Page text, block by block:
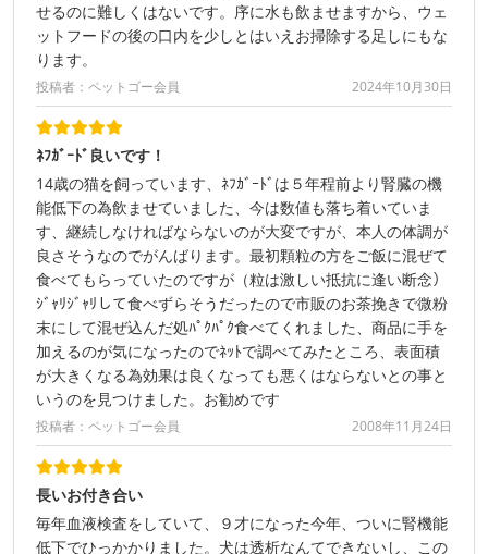
せるのに難しくはないです。序に水も飲ませますから、ウェ
ットフードの後の口内を少しとはいえお掃除する足しにもな
ります。
投稿者：ペットゴー会員 2024年10月30日
ﾈﾌｶﾞｰﾄﾞ良いです！
14歳の猫を飼っています、ﾈﾌｶﾞｰﾄﾞは５年程前より腎臓の機
能低下の為飲ませていました、今は数値も落ち着いていま
す、継続しなければならないのが大変ですが、本人の体調が
良さそうなのでがんばります。最初顆粒の方をご飯に混ぜて
食べてもらっていたのですが（粒は激しい抵抗に逢い断念）
ｼﾞｬﾘｼﾞｬﾘして食べずらそうだったので市販のお茶挽きで微粉
末にして混ぜ込んだ処ﾊﾟｸﾊﾟｸ食べてくれました、商品に手を
加えるのが気になったのでﾈｯﾄで調べてみたところ、表面積
が大きくなる為効果は良くなっても悪くはならないとの事と
いうのを見つけました。お勧めです
投稿者：ペットゴー会員 2008年11月24日
長いお付き合い
毎年血液検査をしていて、９才になった今年、ついに腎機能
低下でひっかかりました。犬は透析なんてできないし、この